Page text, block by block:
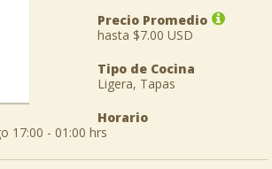
Precio Promedio
hasta $7.00 USD
Tipo de Cocina
Ligera, Tapas
Horario
17:00 - 01:00 hrs